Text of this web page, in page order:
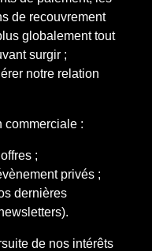
de recouvrement
globalement tout
surgir ;
notre relation
commerciale :
;
privés ;
dernières
de nos intérêts